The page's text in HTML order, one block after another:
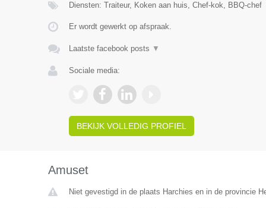
Diensten: Traiteur, Koken aan huis, Chef-kok, BBQ-chef
Er wordt gewerkt op afspraak.
Laatste facebook posts ▼
Sociale media:
BEKIJK VOLLEDIG PROFIEL
Amuset
Niet gevestigd in de plaats Harchies en in de provincie